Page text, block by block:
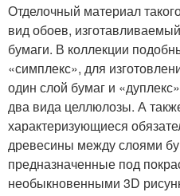
Отделочный материал
вид обоев,
бумаги. В коллекции
«симплекс», для
один слой бумаг и
два вида целлюлозы. А
характеризующиеся
древесины между слоями
предназначенные под
необыкновенными 3D